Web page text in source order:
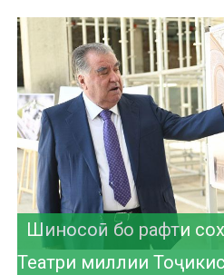
Рӯйдоди таърихӣ дар
фарҳангию таълимӣ
Шиносоӣ бо рафти
Театри миллии
Унвон муборак!